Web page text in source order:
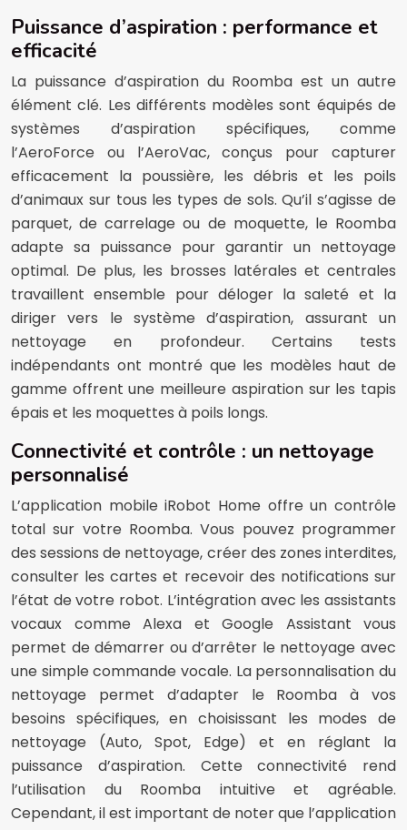
Puissance d’aspiration : performance et
efficacité
La puissance d’aspiration du Roomba est un autre
élément clé. Les différents modèles sont équipés de
systèmes d’aspiration spécifiques, comme
l’AeroForce ou l’AeroVac, conçus pour capturer
efficacement la poussière, les débris et les poils
d’animaux sur tous les types de sols. Qu’il s’agisse de
parquet, de carrelage ou de moquette, le Roomba
adapte sa puissance pour garantir un nettoyage
optimal. De plus, les brosses latérales et centrales
travaillent ensemble pour déloger la saleté et la
diriger vers le système d’aspiration, assurant un
nettoyage en profondeur. Certains tests
indépendants ont montré que les modèles haut de
gamme offrent une meilleure aspiration sur les tapis
épais et les moquettes à poils longs.
Connectivité et contrôle : un nettoyage
personnalisé
L’application mobile iRobot Home offre un contrôle
total sur votre Roomba. Vous pouvez programmer
des sessions de nettoyage, créer des zones interdites,
consulter les cartes et recevoir des notifications sur
l’état de votre robot. L’intégration avec les assistants
vocaux comme Alexa et Google Assistant vous
permet de démarrer ou d’arrêter le nettoyage avec
une simple commande vocale. La personnalisation du
nettoyage permet d’adapter le Roomba à vos
besoins spécifiques, en choisissant les modes de
nettoyage (Auto, Spot, Edge) et en réglant la
puissance d’aspiration. Cette connectivité rend
l’utilisation du Roomba intuitive et agréable.
Cependant, il est important de noter que l’application